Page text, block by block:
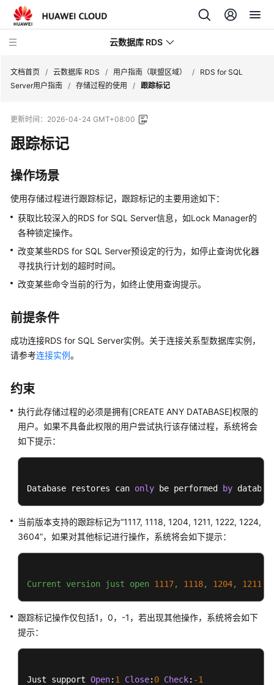
云数据库 RDS
产
介
绍
费
说
明
快
门
内
核
绍
用
户
指
南
最
践
性
白
API
参
文档首页 / 云数据库 RDS / 用户指南（联盟区域） /
RDS for SQL
Server用户指南 / 存储过程的使用 / 跟踪标记
更新时间： 2026-04-24 GMT+08:00
跟踪标记
操作场景
使用存储过程进行跟踪标记，跟踪标记的主要用途如下：
获取比较深入的RDS for SQL Server信息，如Lock Manager的
各种锁定操作。
改变某些RDS for SQL Server预设定的行为，如停止查询优化器
寻找执行计划的超时时间。
改变某些命令当前的行为，如终止使用查询提示。
前提条件
成功连接RDS for SQL Server实例。关于连接关系型数据库实例，
请参考连接实例。
约束
执行此存储过程的必须是拥有[CREATE ANY DATABASE]权限的
用户。如果不具备此权限的用户尝试执行该存储过程，系统将会
如下提示：
Database restores can only be performed by
当前版本支持的跟踪标记为“1117, 1118, 1204, 1211, 1222, 1224,
3604”，如果对其他标记进行操作，系统将会如下提示：
Current version just open 1117, 1118, 1204, 1211
跟踪标记操作仅包括1，0，-1，若出现其他操作，系统将会如下
提示：
Just support Open: 1 Close: 0 Check: -1